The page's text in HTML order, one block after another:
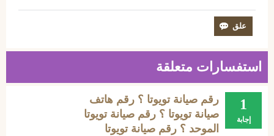
استفسارات متعلقة
1
إجابة
رقم صيانة تويوتا ؟ رقم هاتف
صيانة تويوتا ؟ رقم صيانة تويوتا
الموحد ؟ رقم صيانة تويوتا